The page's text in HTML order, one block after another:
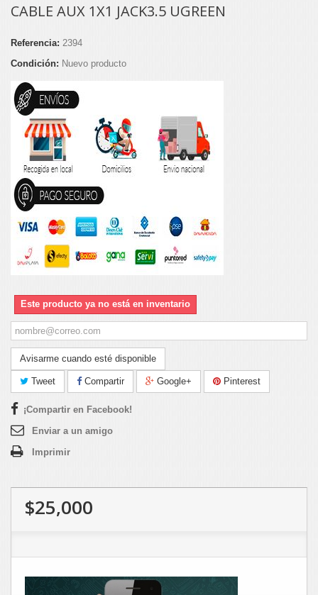
CABLE AUX 1X1 JACK3.5 UGREEN
Referencia: 2394
Condición: Nuevo producto
Este producto ya no está en inventario
Avisarme cuando esté disponible
Tweet Compartir Google+ Pinterest
¡Compartir en Facebook!
Enviar a un amigo
Imprimir
$25,000